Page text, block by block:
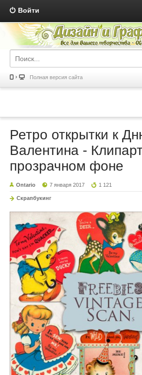
Войти
Полная версия сайта
Ретро открытки к
Валентина -
прозрачном фоне
Ontario 7 января 2017 1 121
Скрапбукинг